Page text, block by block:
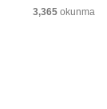
3,365 okunma